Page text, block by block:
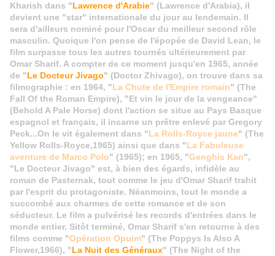
Kharish dans "Lawrence d'Arabie" (Lawrence d'Arabia), il
devient une "star" internationale du jour au lendemain. Il
sera d'ailleurs nominé pour l'Oscar du meilleur second rôle
masculin. Quoique l'on pense de l'épopée de David Lean, le
film surpasse tous les autres tournés ultérieurement par
Omar Sharif. A compter de ce moment jusqu'en 1965, année
de "Le Docteur Jivago" (Doctor Zhivago), on trouve dans sa
filmographie : en 1964, "La Chute de l'Empire romain" (The
Fall Of the Roman Empire), "Et vin le jour de la vengeance"
(Behold A Pale Horse) dont l'action se situe au Pays Basque
espagnol et français, il incarne un prêtre enlevé par Gregory
Peck...On le vit également dans "La Rolls-Royce jaune" (The
Yellow Rolls-Royce,1965) ainsi que dans "La Fabuleuse
aventure de Marco Polo" (1965); en 1965, "Genghis Kan",
"Le Docteur Jivago" est, à bien des égards, infidèle au
roman de Pasternak, tout comme le jeu d'Omar Sharif trahit
par l'esprit du protagoniste. Néanmoins, tout le monde a
succombé aux charmes de cette romance et de son
séducteur. Le film a pulvérisé les records d'entrées dans le
monde entier. Sitôt terminé, Omar Sharif s'en retourne à des
films comme "Opération Opuim" (The Poppys Is Also A
Flower,1966), "La Nuit des Généraux" (The Night of the